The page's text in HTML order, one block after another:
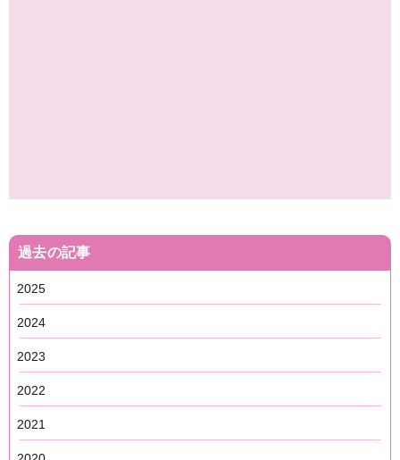
過去の記事
2025
2024
2023
2022
2021